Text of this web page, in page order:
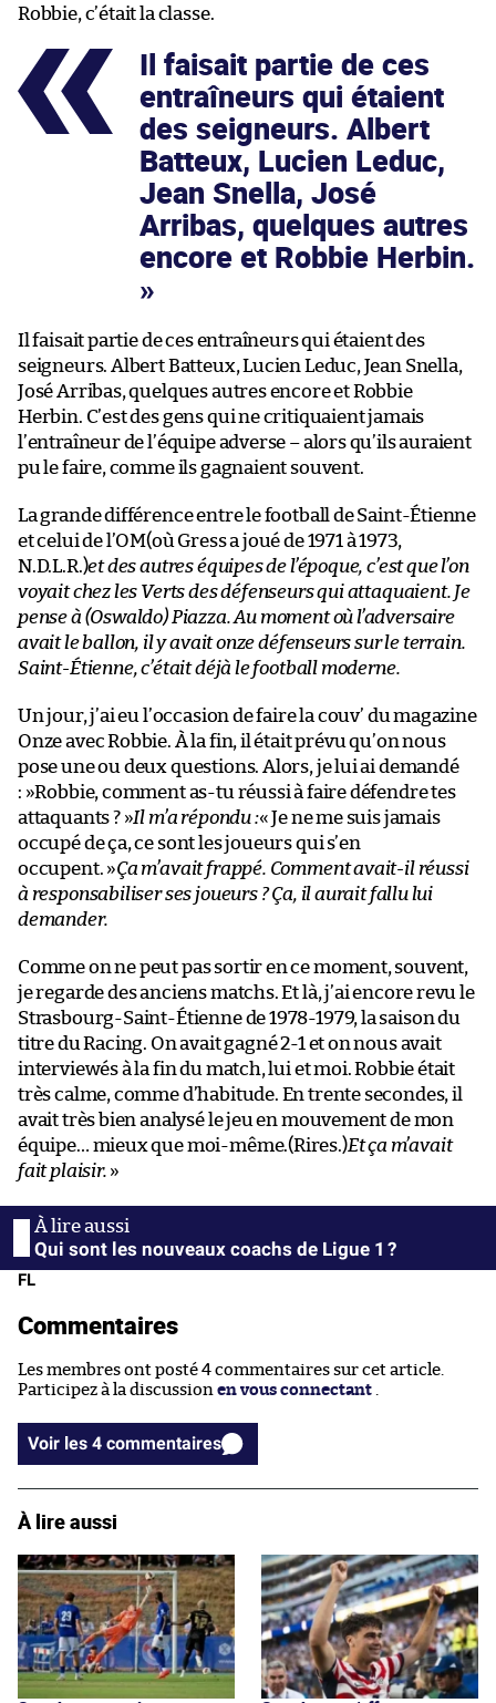
Robbie, c’était la classe.
Il faisait partie de ces
entraîneurs qui étaient
des seigneurs. Albert
Batteux, Lucien Leduc,
Jean Snella, José
Arribas, quelques autres
encore et Robbie Herbin.
Il faisait partie de ces entraîneurs qui étaient des
seigneurs. Albert Batteux, Lucien Leduc, Jean Snella,
José Arribas, quelques autres encore et Robbie
Herbin. C’est des gens qui ne critiquaient jamais
l’entraîneur de l’équipe adverse – alors qu’ils auraient
pu le faire, comme ils gagnaient souvent.
La grande différence entre le football de Saint-Étienne
et celui de l’OM(où Gress a joué de 1971 à 1973,
N.D.L.R.)et des autres équipes de l’époque, c’est que l’on
voyait chez les Verts des défenseurs qui attaquaient. Je
pense à (Oswaldo) Piazza. Au moment où l’adversaire
avait le ballon, il y avait onze défenseurs sur le terrain.
Saint-Étienne, c’était déjà le football moderne.
Un jour, j’ai eu l’occasion de faire la couv’ du magazine
Onze avec Robbie. À la fin, il était prévu qu’on nous
pose une ou deux questions. Alors, je lui ai demandé
: »Robbie, comment as-tu réussi à faire défendre tes
attaquants ? »Il m’a répondu :« Je ne me suis jamais
occupé de ça, ce sont les joueurs qui s’en
occupent. »Ça m’avait frappé. Comment avait-il réussi
à responsabiliser ses joueurs ? Ça, il aurait fallu lui
demander.
Comme on ne peut pas sortir en ce moment, souvent,
je regarde des anciens matchs. Et là, j’ai encore revu le
Strasbourg-Saint-Étienne de 1978-1979, la saison du
titre du Racing. On avait gagné 2-1 et on nous avait
interviewés à la fin du match, lui et moi. Robbie était
très calme, comme d’habitude. En trente secondes, il
avait très bien analysé le jeu en mouvement de mon
équipe… mieux que moi-même.(Rires.)Et ça m’avait
fait plaisir. »
Qui sont les nouveaux coachs de Ligue 1 ?
FL
Commentaires
Les membres ont posté 4 commentaires sur cet article.
Participez à la discussion en vous connectant .
Voir les 4 commentaires
À lire aussi